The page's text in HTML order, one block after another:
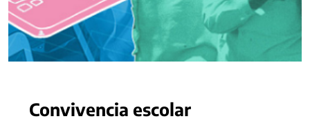
Convivencia escolar